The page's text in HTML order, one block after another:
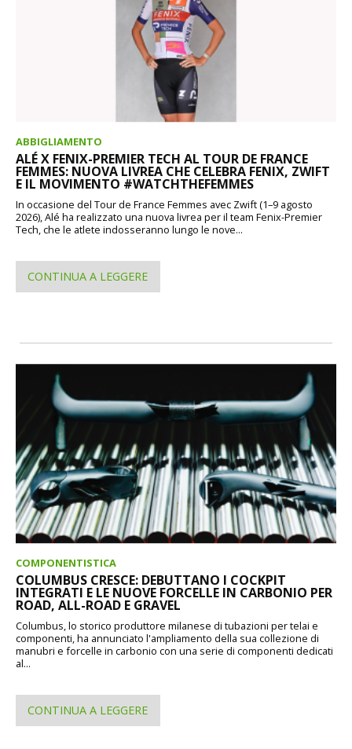
ABBIGLIAMENTO
ALÉ X FENIX-PREMIER TECH AL TOUR DE FRANCE
FEMMES: NUOVA LIVREA CHE CELEBRA FENIX, ZWIFT
E IL MOVIMENTO #WATCHTHEFEMMES
In occasione del Tour de France Femmes avec Zwift (1–9 agosto
2026), Alé ha realizzato una nuova livrea per il team Fenix-Premier
Tech, che le atlete indosseranno lungo le nove...
CONTINUA A LEGGERE
COMPONENTISTICA
COLUMBUS CRESCE: DEBUTTANO I COCKPIT
INTEGRATI E LE NUOVE FORCELLE IN CARBONIO PER
ROAD, ALL-ROAD E GRAVEL
Columbus, lo storico produttore milanese di tubazioni per telai e
componenti, ha annunciato l'ampliamento della sua collezione di
manubri e forcelle in carbonio con una serie di componenti dedicati
al...
CONTINUA A LEGGERE